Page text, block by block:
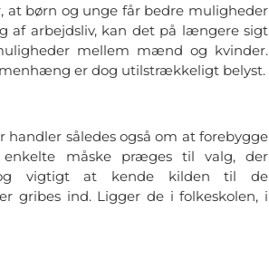
at børn og unge får bedre muligheder
af arbejdsliv, kan det på længere sigt
mellem mænd og kvinder.
er dog utilstrækkeligt belyst.
således også om at forebygge
enkelte måske præges til valg, der
vigtigt at kende kilden til de
gribes ind. Ligger de i folkeskolen, i